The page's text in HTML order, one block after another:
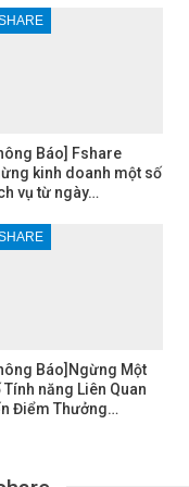
Báo] Fshare
kinh doanh một số
vụ từ ngày…
Báo]Ngừng Một
Tính năng Liên Quan
Điểm Thưởng…